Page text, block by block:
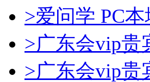
>爱问学 PC
>广东会vip贵
>广东会vip贵